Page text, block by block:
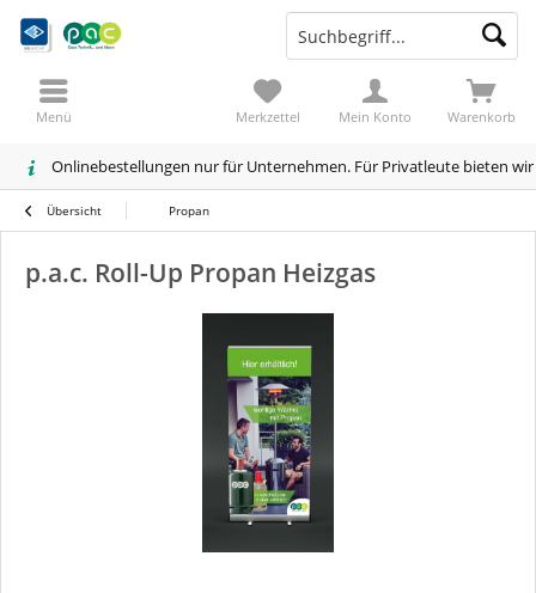
Onlinebestellungen nur für Unternehmen. Für Privatleute bieten
Warenkorb
Merkzettel Mein Konto
Menü
Übersicht Propan
p.a.c. Roll-Up Propan Heizgas